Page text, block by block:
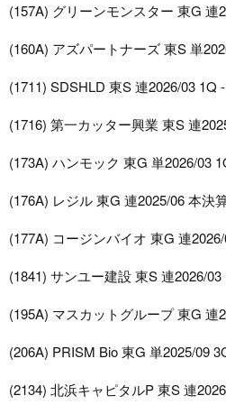
(157A) グリーンモンスター 東G 連
(160A) アズパートナーズ 東S 単
(1711) SDSHLD 東S 連2026/03 1Q
(1716) 第一カッター興業 東S 連
(173A) ハンモック 東G 単2026/03
(176A) レジル 東G 連2025/06 本決
(177A) コージンバイオ 東G 連
(1841) サンユー建設 東S 連2026/03
(195A) マスカットグループ 東G 連
(206A) PRISM Bio 東G 単2025/09
(2134) 北浜キャピタルP 東S 連